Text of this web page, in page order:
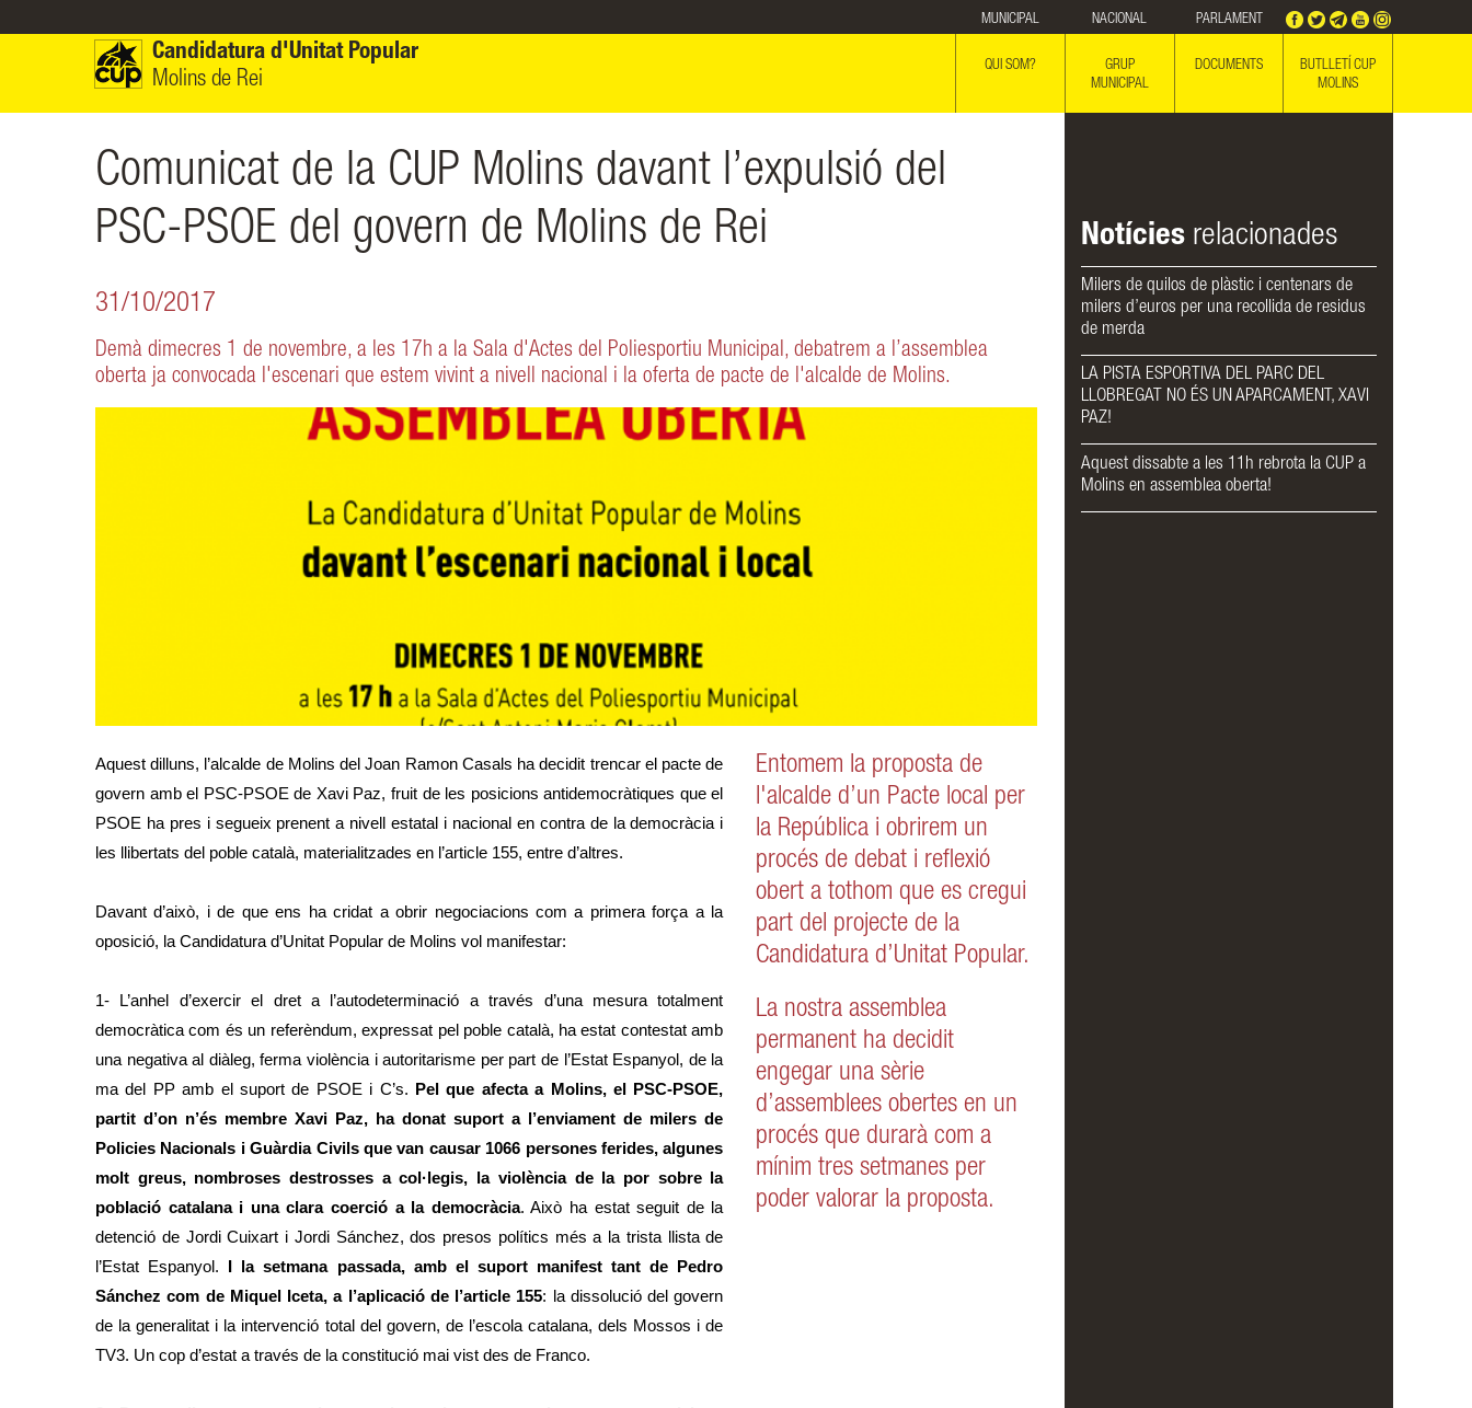
MUNICIPAL NACIONAL PARLAMENT
Candidatura d'Unitat Popular
Molins de Rei
QUI SOM?
GRUP
MUNICIPAL
DOCUMENTS
BUTLLETÍ CUP
MOLINS
Comunicat de la CUP Molins davant l’expulsió del
PSC-PSOE del govern de Molins de Rei
31/10/2017
Demà dimecres 1 de novembre, a les 17h a la Sala d'Actes del Poliesportiu Municipal, debatrem a l’assemblea
oberta ja convocada l'escenari que estem vivint a nivell nacional i la oferta de pacte de l'alcalde de Molins.
Aquest dilluns, l’alcalde de Molins del Joan Ramon Casals ha decidit trencar el pacte de
govern amb el PSC-PSOE de Xavi Paz, fruit de les posicions antidemocràtiques que el
PSOE ha pres i segueix prenent a nivell estatal i nacional en contra de la democràcia i
les llibertats del poble català, materialitzades en l’article 155, entre d’altres.
Davant d’això, i de que ens ha cridat a obrir negociacions com a primera força a la
oposició, la Candidatura d’Unitat Popular de Molins vol manifestar:
1- L’anhel d’exercir el dret a l’autodeterminació a través d’una mesura totalment
democràtica com és un referèndum, expressat pel poble català, ha estat contestat amb
una negativa al diàleg, ferma violència i autoritarisme per part de l’Estat Espanyol, de la
ma del PP amb el suport de PSOE i C’s.
Pel que afecta a Molins, el PSC-PSOE,
partit d’on n’és membre Xavi Paz, ha donat suport a l’enviament de milers de
Policies Nacionals i Guàrdia Civils que van causar 1066 persones ferides, algunes
molt greus, nombroses destrosses a col·legis, la violència de la por sobre la
població catalana i una clara coerció a la democràcia. Això ha estat seguit de la
detenció de Jordi Cuixart i Jordi Sánchez, dos presos polítics més a la trista llista de
l’Estat Espanyol.
I la setmana passada, amb el suport manifest tant de Pedro
Sánchez com de Miquel Iceta, a l’aplicació de l’article 155: la dissolució del govern
de la generalitat i la intervenció total del govern, de l’escola catalana, dels Mossos i de
TV3. Un cop d’estat a través de la constitució mai vist des de Franco.
Entomem la proposta de
l'alcalde d’un Pacte local per
la República i obrirem un
procés de debat i reflexió
obert a tothom que es cregui
part del projecte de la
Candidatura d’Unitat Popular.
La nostra assemblea
permanent ha decidit
engegar una sèrie
d’assemblees obertes en un
procés que durarà com a
mínim tres setmanes per
poder valorar la proposta.
Notícies relacionades
Milers de quilos de plàstic i centenars de
milers d’euros per una recollida de residus
de merda
LA PISTA ESPORTIVA DEL PARC DEL
LLOBREGAT NO ÉS UN APARCAMENT, XAVI
PAZ!
Aquest dissabte a les 11h rebrota la CUP a
Molins en assemblea oberta!